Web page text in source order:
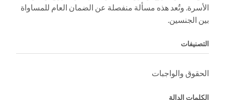
الأسرة. وتُعد هذه مسألة منفصلة عن الضمان العام للمساواة
بين الجنسين.
التصنيفات
الحقوق والواجبات
الكلمات الدالة